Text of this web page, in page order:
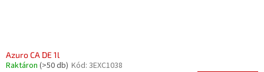
Azuro CA DE 1l
Raktáron (>50 db) Kód: 3EXC1038